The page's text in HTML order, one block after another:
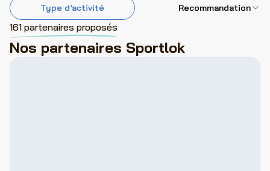
Type d’activité Recommandation
161 partenaires proposés
Nos partenaires Sportlok